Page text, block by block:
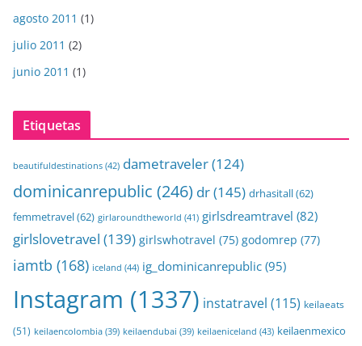
agosto 2011 (1)
julio 2011 (2)
junio 2011 (1)
Etiquetas
beautifuldestinations (42) dametraveler(124)
dominicanrepublic (246) dr(145) drhasitall(62)
femmetravel(62) girlaroundtheworld (41) girlsdreamtravel (82)
girlslovetravel (139) girlswhotravel (75) godomrep (77)
iamtb (168) iceland (44) ig_dominicanrepublic (95)
Instagram (1337) instatravel (115) keilaeats
(51) keilaencolombia (39) keilaendubai (39) keilaeniceland (43) keilaenmexico